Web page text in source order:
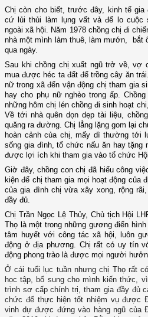
Chị còn cho biết, trước đây, kinh tế
cứ lủi thủi làm lụng vất vả để lo cuộc
ngoài xã hội. Năm 1978 chồng chị đi
nhà một mình làm thuê, làm mướn, bắt
qua ngày.
Sau khi chồng chị xuất ngũ trở về, vợ
mua được héc ta đất để trồng cây ăn
nữ trong xã đến vận động chị tham gia
hay cho phụ nữ nghèo trong ấp.
những hôm chị lén chồng đi sinh hoạt
Về tới nhà quên dọn dẹp tài liệu,
quăng ra đường. Chị lẳng lặng gom lại
hoàn cảnh của chị, mấy dì thường tới
sống gia đình, tổ chức nấu ăn hay tặng
được lợi ích khi tham gia vào tổ chức Hội.
Giờ đây, chồng con chị đã hiểu công
kiện để chị tham gia mọi hoạt động của
của gia đình chị vừa xây xong, rộng
đầy đủ.
Chị Trần Ngọc Lệ Thủy, Chủ tịch Hội
Thọ là một trong những gương điển
tâm huyết với công tác xã hội, luôn
động ở địa phương. Chị rất có uy tín
động phong trào là được mọi người
Ở cái tuổi lục tuần nhưng chị Thọ rất
học tập, bổ sung cho mình kiến thức,
trình sơ cấp chính trị, tham gia đầy đủ
chức để thực hiện tốt nhiệm vụ được
vinh dự được đứng vào hàng ngũ của